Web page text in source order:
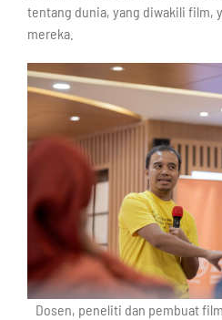
tentang dunia, yang diwakili film,
mereka.
Dosen, peneliti dan pembuat